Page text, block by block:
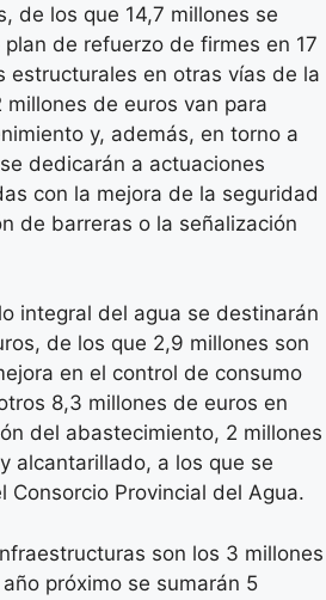
de los que 14,7 millones se
de refuerzo de firmes en 17
estructurales en otras vías de la
de euros van para
y, además, en torno a
dedicarán a actuaciones
con la mejora de la seguridad
de barreras o la señalización
integral del agua se destinarán
de los que 2,9 millones son
en el control de consumo
8,3 millones de euros en
del abastecimiento, 2 millones
alcantarillado, a los que se
Consorcio Provincial del Agua.
son los 3 millones
próximo se sumarán 5